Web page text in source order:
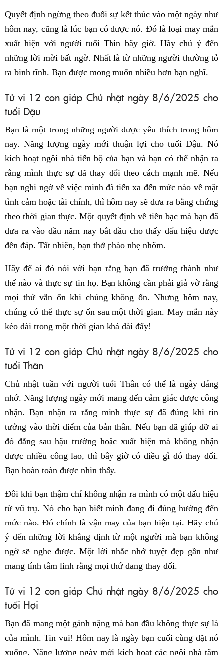
Quyết định ngừng theo đuổi sự kết thúc vào một ngày như
hôm nay, cũng là lúc bạn có được nó. Đó là loại may mắn
xuất hiện với người tuổi Thìn bây giờ. Hãy chú ý đến
những lời mời bất ngờ. Nhất là từ những người thường tỏ
ra bình tĩnh. Bạn được mong muốn nhiều hơn bạn nghĩ.
Tử vi 12 con giáp Chủ nhật ngày 8/6/2025 cho
tuổi Dậu
Bạn là một trong những người được yêu thích trong hôm
nay. Năng lượng ngày mới thuận lợi cho tuổi Dậu. Nó
kích hoạt ngôi nhà tiến bộ của bạn và bạn có thể nhận ra
rằng mình thực sự đã thay đổi theo cách mạnh mẽ. Nếu
bạn nghi ngờ về việc mình đã tiến xa đến mức nào về mặt
tình cảm hoặc tài chính, thì hôm nay sẽ đưa ra bằng chứng
theo thời gian thực. Một quyết định về tiền bạc mà bạn đã
đưa ra vào đầu năm nay bắt đầu cho thấy dấu hiệu được
đền đáp. Tất nhiên, bạn thở phào nhẹ nhõm.
Hãy để ai đó nói với bạn rằng bạn đã trưởng thành như
thế nào và thực sự tin họ. Bạn không cần phải giả vờ rằng
mọi thứ vẫn ổn khi chúng không ổn. Nhưng hôm nay,
chúng có thể thực sự ổn sau một thời gian. May mắn này
kéo dài trong một thời gian khá dài đấy!
Tử vi 12 con giáp Chủ nhật ngày 8/6/2025 cho
tuổi Thân
Chủ nhật tuần với người tuổi Thân có thể là ngày đáng
nhớ. Năng lượng ngày mới mang đến cảm giác được công
nhận. Bạn nhận ra rằng mình thực sự đã đúng khi tin
tưởng vào thời điểm của bản thân. Nếu bạn đã giúp đỡ ai
đó đằng sau hậu trường hoặc xuất hiện mà không nhận
được nhiều công lao, thì bây giờ có điều gì đó thay đổi.
Bạn hoàn toàn được nhìn thấy.
Đôi khi bạn thậm chí không nhận ra mình có một dấu hiệu
từ vũ trụ. Nó cho bạn biết mình đang đi đúng hướng đến
mức nào. Đó chính là vận may của bạn hiện tại. Hãy chú
ý đến những lời khẳng định từ một người mà bạn không
ngờ sẽ nghe được. Một lời nhắc nhở tuyệt đẹp gần như
mang tính tâm linh rằng mọi thứ đang thay đổi.
Tử vi 12 con giáp Chủ nhật ngày 8/6/2025 cho
tuổi Hợi
Bạn đã mang một gánh nặng mà ban đầu không thực sự là
của mình. Tin vui! Hôm nay là ngày bạn cuối cùng đặt nó
xuống. Năng lượng ngày mới kích hoạt các ngôi nhà tâm